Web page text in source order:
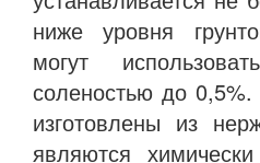
ниже уровня
могут
соленостью до
изготовлены из
являются